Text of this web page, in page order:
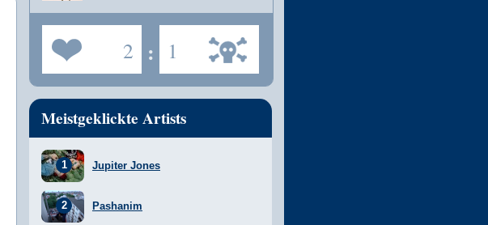
2 : 1
Meistgeklickte Artists
Jupiter Jones
Pashanim